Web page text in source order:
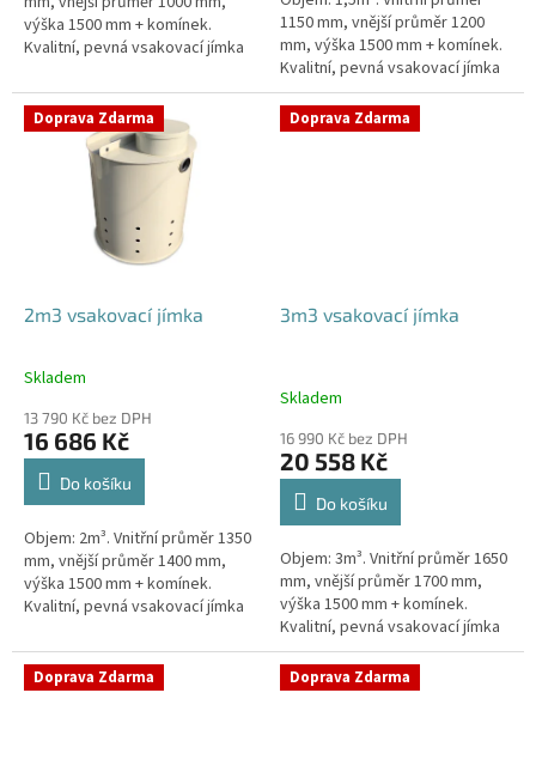
výška 1500 mm + komínek.
Kvalitní, pevná vsakovací jímka
obetonování Průměr přítoku a
odtoku +...
1150 mm, vnější průměr 1200
mm, výška 1500 mm + komínek.
Kvalitní, pevná vsakovací jímka
(nádrž) bez potřeby
obetonování Průměr přítoku a
odtoku +...
Doprava Zdarma
2m3 vsakovací jímka
Průměrné
produktu
je
4,8
hvězdiček.
Skladem
13 790 Kč bez DPH
16 686 Kč
Do košíku
Objem: 2m³. Vnitřní průměr 1350
mm, vnější průměr 1400 mm,
výška 1500 mm + komínek.
Kvalitní, pevná vsakovací jímka
obetonování Průměr přítoku a
odtoku +...
Doprava Zdarma
3m3 vsakovací jímka
Skladem
16 990 Kč bez DPH
20 558 Kč
Do košíku
Objem: 3m³. Vnitřní průměr 1650
mm, vnější průměr 1700 mm,
výška 1500 mm + komínek.
Kvalitní, pevná vsakovací jímka
(nádrž) bez potřeby
obetonování Průměr přítoku a
odtoku +...
Doprava Zdarma Doprava Zdarma